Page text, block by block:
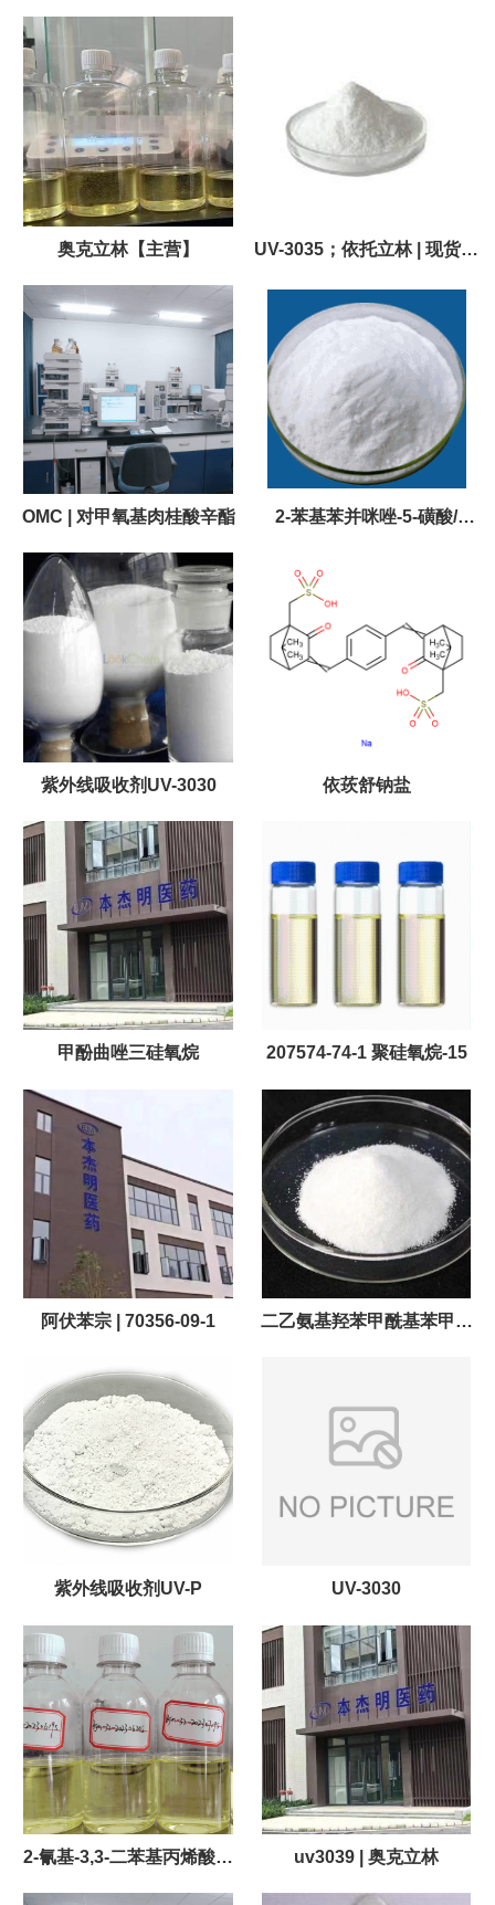
奥克立林【主营】 UV-3035；依托立林 | 现货直
供
OMC | 对甲氧基肉桂酸辛酯 2-苯基苯并咪唑-5-磺酸/
紫外线吸收剂UV-3030 依莰舒钠盐
甲酚曲唑三硅氧烷 207574-74-1 聚硅氧烷-15
阿伏苯宗 | 70356-09-1 二乙氨基羟苯甲酰基苯甲酸
紫外线吸收剂UV-P UV-3030
2-氰基-3,3-二苯基丙烯酸异 uv3039 | 奥克立林